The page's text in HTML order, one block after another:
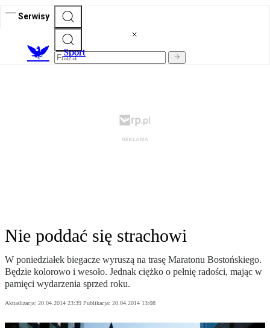
Serwisy
Sport
Nie poddać się strachowi
W poniedziałek biegacze wyruszą na trasę Maratonu Bostońskiego.
Będzie kolorowo i wesoło. Jednak ciężko o pełnię radości, mając w
pamięci wydarzenia sprzed roku.
Aktualizacja: 20.04.2014 23:39 Publikacja: 20.04.2014 13:08